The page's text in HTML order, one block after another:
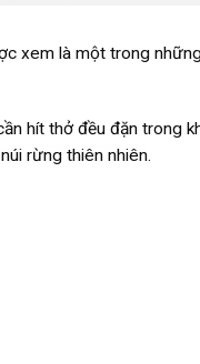
xem là một trong
hít thở đều đặn trong
rừng thiên nhiên.